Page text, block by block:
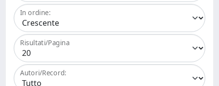
In ordine:
Risultati/Pagina
Autori/Record: